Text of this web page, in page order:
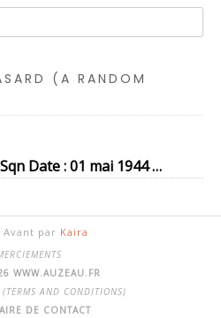
(A RANDOM
Date : 01 mai 1944 …
par Kaira
WWW.AUZEAU.FR
(TERMS AND CONDITIONS)
DE CONTACT